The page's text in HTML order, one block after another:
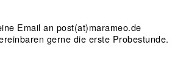
Email an post(at)marameo.de
gerne die erste Probestunde.